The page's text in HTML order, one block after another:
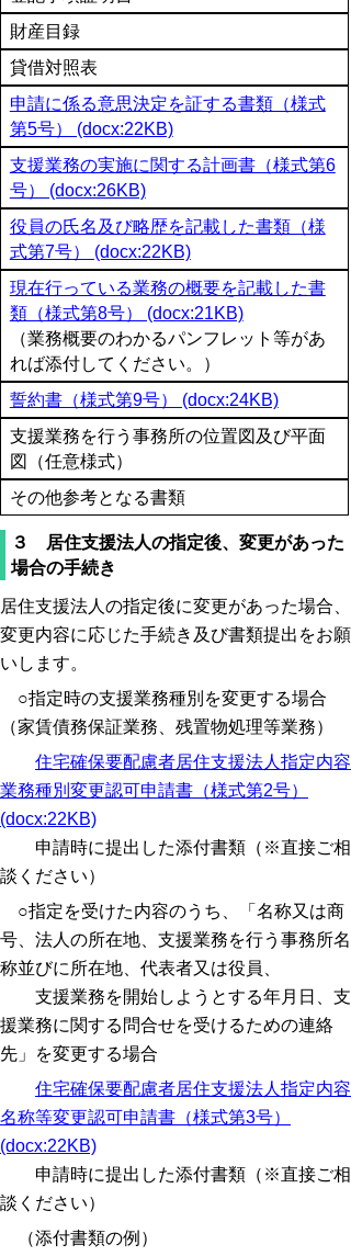
財産目録
貸借対照表
申請に係る意思決定を証する書類（様式
第5号） (docx:22KB)
支援業務の実施に関する計画書（様式第6
号） (docx:26KB)
役員の氏名及び略歴を記載した書類（様
式第7号） (docx:22KB)
現在行っている業務の概要を記載した書
類（様式第8号） (docx:21KB)
（業務概要のわかるパンフレット等があ
れば添付してください。）
誓約書（様式第9号） (docx:24KB)
支援業務を行う事務所の位置図及び平面
図（任意様式）
その他参考となる書類
３ 居住支援法人の指定後、変更があった
場合の手続き
居住支援法人の指定後に変更があった場合、
変更内容に応じた手続き及び書類提出をお願
いします。
○指定時の支援業務種別を変更する場合
（家賃債務保証業務、残置物処理等業務）
住宅確保要配慮者居住支援法人指定内容
業務種別変更認可申請書（様式第2号）
(docx:22KB)
申請時に提出した添付書類（※直接ご相
談ください）
○指定を受けた内容のうち、「名称又は商
号、法人の所在地、支援業務を行う事務所名
称並びに所在地、代表者又は役員、
支援業務を開始しようとする年月日、支
援業務に関する問合せを受けるための連絡
先」を変更する場合
住宅確保要配慮者居住支援法人指定内容
名称等変更認可申請書（様式第3号）
(docx:22KB)
申請時に提出した添付書類（※直接ご相
談ください）
（添付書類の例）